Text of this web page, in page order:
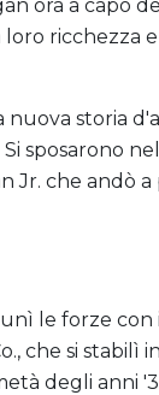
ora a capo
ricchezza
storia
sposarono
Jr. che andò
le forze
che si
degli anni